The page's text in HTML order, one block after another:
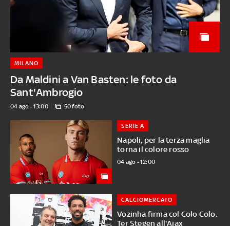
Da Maldini a Van Basten: le foto da
Sant'Ambrogio
MILANO
04 ago - 13:00 50 foto
Napoli, per la terza maglia
torna il colore rosso
SERIE A
04 ago - 12:00
Vozinha firma col Colo Colo.
Ter Stegen all'Ajax
CALCIOMERCATO